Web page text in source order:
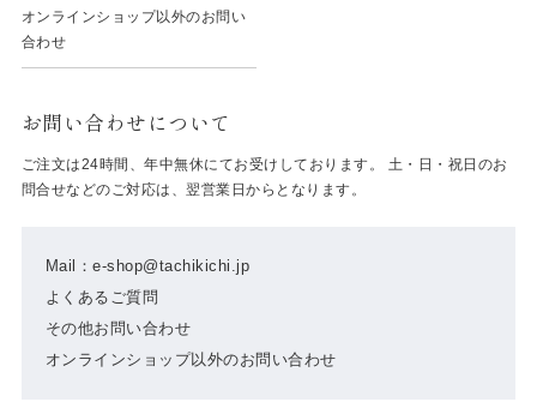
オンラインショップ以外のお問い
合わせ
お問い合わせについて
Mail：e-shop@tachikichi.jp
よくあるご質問
その他お問い合わせ
オンラインショップ以外のお問い合わせ
ご注文は24時間、年中無休にてお受けしております。 土・日・祝日のお
問合せなどのご対応は、翌営業日からとなります。